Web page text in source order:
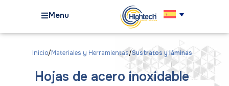
Menu
Inicio Materiales y Herramientas Sustratos y láminas
Hojas de acero inoxidable